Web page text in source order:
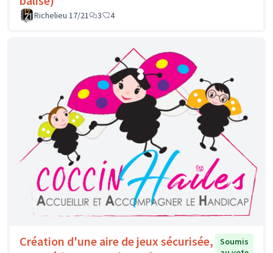
Richelieu 17/21 3 4
Création d'une aire de jeux sécurisée,
Soumis